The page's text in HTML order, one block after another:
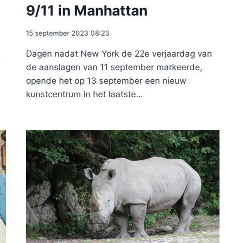
9/11 in Manhattan
15 september 2023 08:23
Dagen nadat New York de 22e verjaardag van
de aanslagen van 11 september markeerde,
opende het op 13 september een nieuw
kunstcentrum in het laatste…